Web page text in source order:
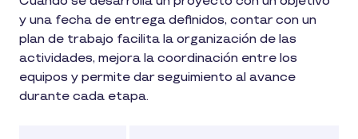
y una fecha de entrega definidos, contar con un
plan de trabajo facilita la organización de las
actividades, mejora la coordinación entre los
equipos y permite dar seguimiento al avance
durante cada etapa.